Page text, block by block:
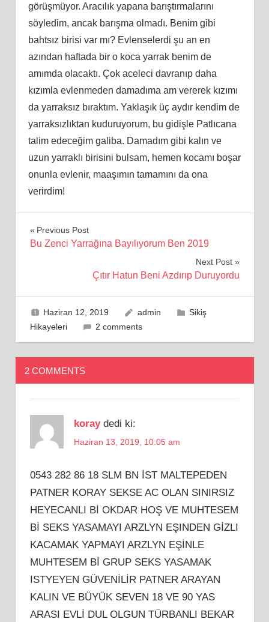
görüşmüyor. Aracılık yapana barıştırmalarını
söyledim, ancak barışma olmadı. Benim gibi
bahtsız birisi var mı? Evlenselerdi şu an en
azından haftada bir o koca yarrak benim de
amımda olacaktı. Çok aceleci davranıp daha
kızımla evlenmeden damadıma am vererek kızımı
da yarraksız bıraktım. Yaklaşık üç aydır kendim de
yarraksızlıktan kuduruyorum, bu gidişle Patlıcana
talim edeceğim galiba. Damadım gibi kalın ve
uzun yarraklı birisini bulsam, hemen kocamı boşar
onunla evlenir, maaşımın tamamını da ona
verirdim!
Yazı
Previous Post
Bu Zenci Yarrağına Bayılıyorum Ben 2019
Next Post
Çıtır Hatun Beni Azdırıp Duruyordu
Haziran 12, 2019 admin
Sikiş
Hikayeleri
2 comments
2 COMMENTS
koray dedi ki:
Haziran 13, 2019, 10:05 am
0543 282 86 18 SLM BN İST MALTEPEDEN
PATNER KORAY SEKSE AC OLAN SINIRSIZ
HEYECANLI Bİ OKDAR HOŞ VE MUHTESEM
Bİ SEKS YASAMAYI ARZLYN EŞINDEN GİZLI
KACAMAK YAPMAYI ARZLYN EŞİNLE
MUHTESEM Bİ GRUP SEKS YASAMAK
ISTYEYEN GÜVENİLİR PATNER ARAYAN
KALIN VE BÜYÜK SEVEN 18 VE 90 YAS
ARASI EVLİ DUL OLGUN TÜRBANLI BEKAR